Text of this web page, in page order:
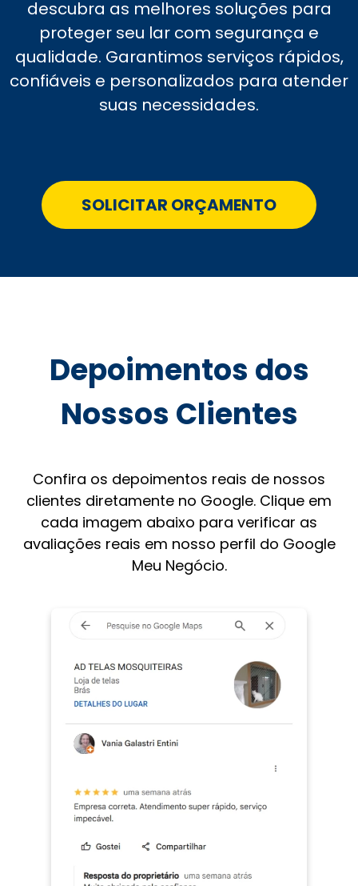
descubra as melhores soluções para
proteger seu lar com segurança e
qualidade. Garantimos serviços rápidos,
confiáveis e personalizados para atender
suas necessidades.
SOLICITAR ORÇAMENTO
Depoimentos dos
Nossos Clientes
Confira os depoimentos reais de nossos
clientes diretamente no Google. Clique em
cada imagem abaixo para verificar as
avaliações reais em nosso perfil do Google
Meu Negócio.